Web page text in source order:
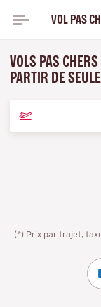
VOL PAS
VOLS PAS
PARTIR DE
(*) Prix par trajet,